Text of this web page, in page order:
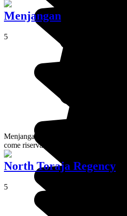
Menjangan
5
Menjangan è una piccola isola alla fine
come riserva naturale, che ospita una
North Toraja Regency
5